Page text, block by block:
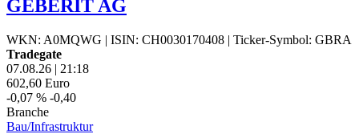
GEBERIT AG
WKN: A0MQWG | ISIN: CH0030170408 | Ticker-Symbol: GBRA
Tradegate
07.08.26 | 21:18
602,60 Euro
-0,07 % -0,40
Branche
Bau/Infrastruktur